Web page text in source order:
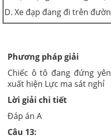
D. Xe đạp đang đi trên
Phương pháp giải
Chiếc ô tô đang đứng
xuất hiện Lực ma sát nghỉ
Lời giải chi tiết
Đáp án A
Câu 13: